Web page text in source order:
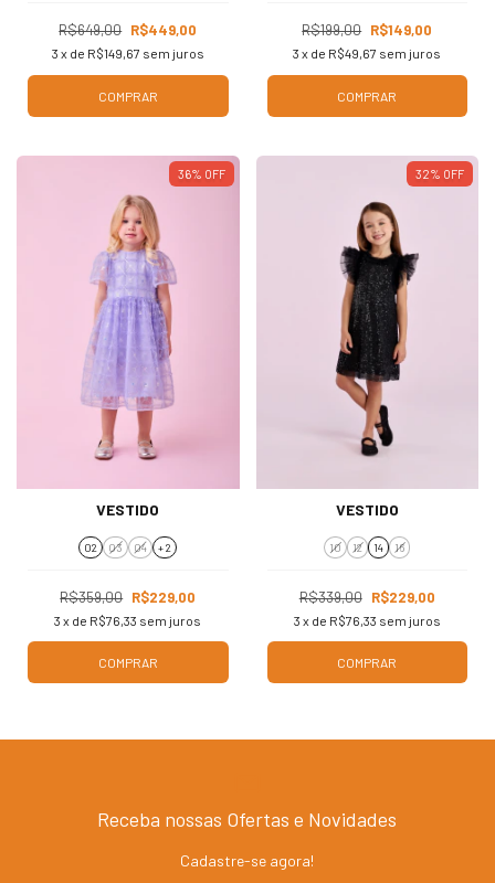
R$649,00 R$449,00
3 x de R$149,67 sem juros
COMPRAR
R$199,00 R$149,00
3 x de R$49,67 sem juros
COMPRAR
36% OFF
VESTIDO
02 03 04 + 2
R$359,00 R$229,00
3 x de R$76,33 sem juros
COMPRAR
32% OFF
VESTIDO
10 12 14 16
R$339,00 R$229,00
3 x de R$76,33 sem juros
COMPRAR
Receba nossas Ofertas e Novidades
Cadastre-se agora!